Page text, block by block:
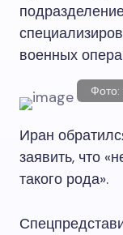
военных
Иран
заявить, что
такого рода».